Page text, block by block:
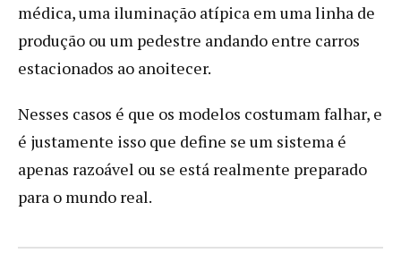
médica, uma iluminação atípica em uma linha de
produção ou um pedestre andando entre carros
estacionados ao anoitecer.
Nesses casos é que os modelos costumam falhar, e
é justamente isso que define se um sistema é
apenas razoável ou se está realmente preparado
para o mundo real.